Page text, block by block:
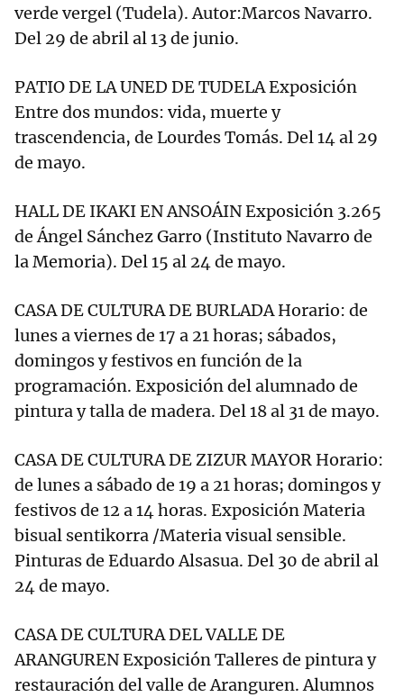
verde vergel (Tudela). Autor:Marcos Navarro.
Del 29 de abril al 13 de junio.
PATIO DE LA UNED DE TUDELA Exposición
Entre dos mundos: vida, muerte y
trascendencia, de Lourdes Tomás. Del 14 al 29
de mayo.
HALL DE IKAKI EN ANSOÁIN Exposición 3.265
de Ángel Sánchez Garro (Instituto Navarro de
la Memoria). Del 15 al 24 de mayo.
CASA DE CULTURA DE BURLADA Horario: de
lunes a viernes de 17 a 21 horas; sábados,
domingos y festivos en función de la
programación. Exposición del alumnado de
pintura y talla de madera. Del 18 al 31 de mayo.
CASA DE CULTURA DE ZIZUR MAYOR Horario:
de lunes a sábado de 19 a 21 horas; domingos y
festivos de 12 a 14 horas. Exposición Materia
bisual sentikorra /Materia visual sensible.
Pinturas de Eduardo Alsasua. Del 30 de abril al
24 de mayo.
CASA DE CULTURA DEL VALLE DE
ARANGUREN Exposición Talleres de pintura y
restauración del valle de Aranguren. Alumnos